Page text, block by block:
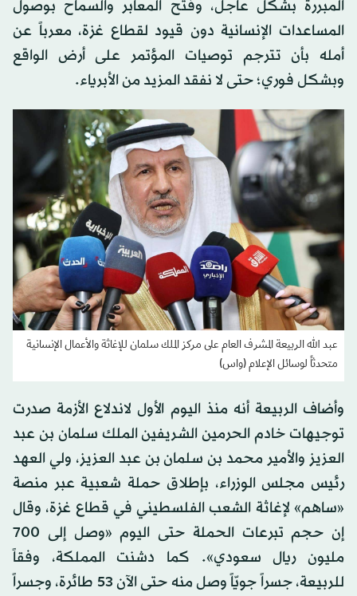
المبررة بشكل عاجل، وفتح المعابر والسماح بوصول
المساعدات الإنسانية دون قيود لقطاع غزة، معرباً عن
أمله بأن تترجم توصيات المؤتمر على أرض الواقع
وبشكل فوري؛ حتى لا نفقد المزيد من الأبرياء.
عبد الله الربيعة المشرف العام على مركز الملك سلمان للإغاثة والأعمال الإنسانية
متحدثاً لوسائل الإعلام (واس)
وأضاف الربيعة أنه منذ اليوم الأول لاندلاع الأزمة صدرت
توجيهات خادم الحرمين الشريفين الملك سلمان بن عبد
العزيز والأمير محمد بن سلمان بن عبد العزيز، ولي العهد
رئيس مجلس الوزراء، بإطلاق حملة شعبية عبر منصة
«ساهم» لإغاثة الشعب الفلسطيني في قطاع غزة، وقال
إن حجم تبرعات الحملة حتى اليوم «وصل إلى 700
مليون ريال سعودي». كما دشنت المملكة، وفقاً
للربيعة، جسراً جويّاً وصل منه حتى الآن 53 طائرة، وجسراً